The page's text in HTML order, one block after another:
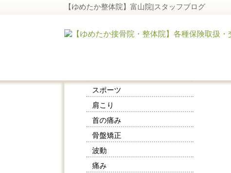
【ゆめたか整体院】富山院|スタッフブログ
スポーツ
肩こり
首の痛み
骨盤矯正
波動
痛み